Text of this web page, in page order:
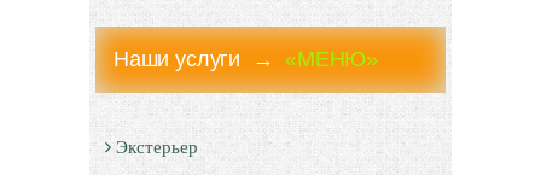
Наши услуги → «МЕНЮ»
Экстерьер